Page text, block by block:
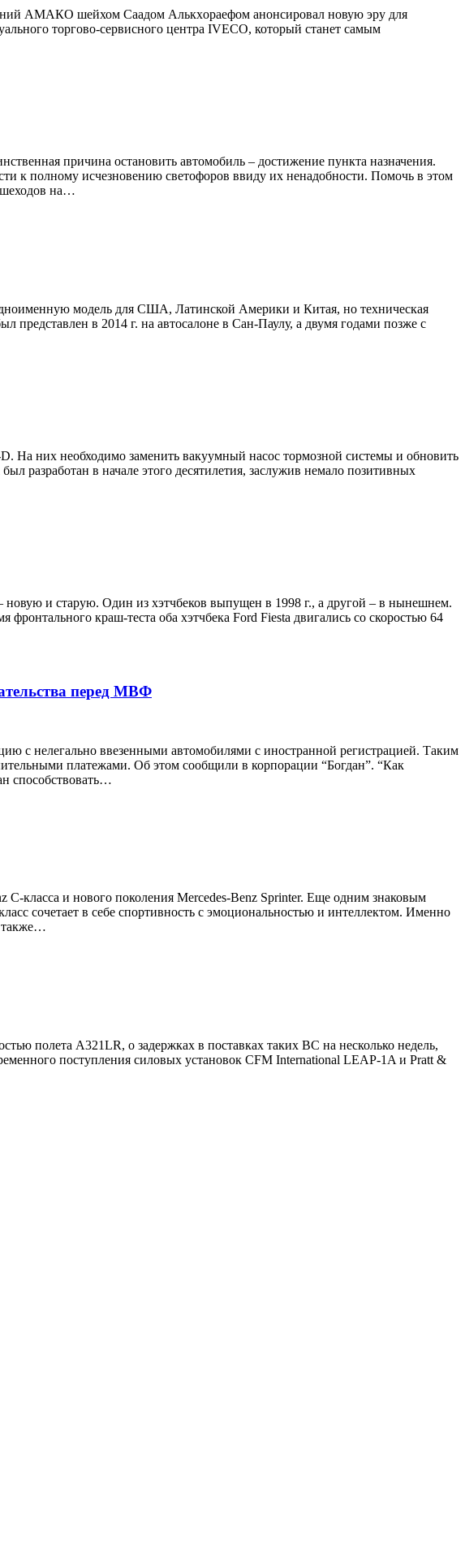
АМАКО шейхом Саадом Алькxораефом анонсировал новую эру для
торгово-сервисного центра IVECO, который станет самым
причина остановить автомобиль – достижение пункта назначения.
к полному исчезновению светофоров ввиду их ненадобности. Помочь в этом
на…
модель для США, Латинской Америки и Китая, но техническая
представлен в 2014 г. на автосалоне в Сан-Паулу, а двумя годами позже с
На них необходимо заменить вакуумный насос тормозной системы и обновить
разработан в начале этого десятилетия, заслужив немало позитивных
новую и старую. Один из хэтчбеков выпущен в 1998 г., а другой – в нынешнем.
краш-теста оба хэтчбека Ford Fiesta двигались со скоростью 64
перед МВФ
с нелегально ввезенными автомобилями с иностранной регистрацией. Таким
платежами. Об этом сообщили в корпорации “Богдан”. “Как
способствовать…
C-класса и нового поколения Mercedes-Benz Sprinter. Еще одним знаковым
сочетает в себе спортивность с эмоциональностью и интеллектом. Именно
также…
полета А321LR, о задержках в поставках таких ВС на несколько недель,
поступления силовых установок CFM International LEAP-1A и Pratt &